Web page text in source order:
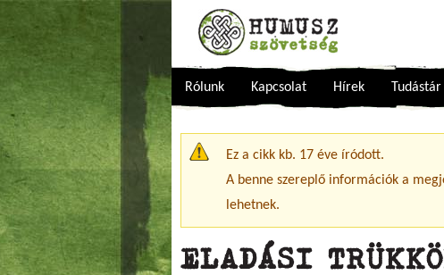
Rólunk Kapcsolat Hírek Tudástár
Figyelmeztető üzenet
Ez a cikk kb. 17 éve íródott.
A benne szereplő információk a
lehetnek.
ELADÁSI